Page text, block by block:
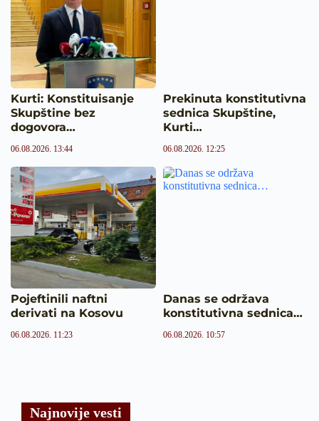
Kurti: Konstituisanje
Skupštine bez
dogovora…
06.08.2026. 13:44
Prekinuta konstitutivna
sednica Skupštine,
Kurti…
06.08.2026. 12:25
Pojeftinili naftni
derivati na Kosovu
06.08.2026. 11:23
Danas se održava
konstitutivna sednica…
06.08.2026. 10:57
Najnovije vesti